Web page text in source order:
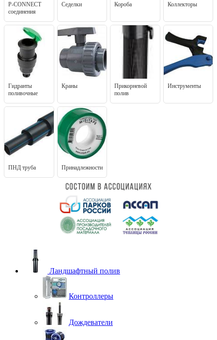
P-CONNECT
соединения
Седелки Короба Коллекторы
Гидранты
поливочные
Краны
Прикорневой
полив
Инструменты
ПНД труба Принадлежности
Ландшафтный полив
Контроллеры
Дождеватели